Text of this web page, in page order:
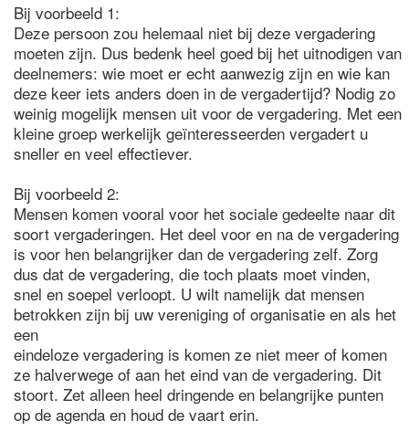
Bij voorbeeld 1:
Deze persoon zou helemaal niet bij deze vergadering
moeten zijn. Dus bedenk heel goed bij het uitnodigen van
deelnemers: wie moet er echt aanwezig zijn en wie kan
deze keer iets anders doen in de vergadertijd? Nodig zo
weinig mogelijk mensen uit voor de vergadering. Met een
kleine groep werkelijk geïnteresseerden vergadert u
sneller en veel effectiever.
Bij voorbeeld 2:
Mensen komen vooral voor het sociale gedeelte naar dit
soort vergaderingen. Het deel voor en na de vergadering
is voor hen belangrijker dan de vergadering zelf. Zorg
dus dat de vergadering, die toch plaats moet vinden,
snel en soepel verloopt. U wilt namelijk dat mensen
betrokken zijn bij uw vereniging of organisatie en als het
een
eindeloze vergadering is komen ze niet meer of komen
ze halverwege of aan het eind van de vergadering. Dit
stoort. Zet alleen heel dringende en belangrijke punten
op de agenda en houd de vaart erin.